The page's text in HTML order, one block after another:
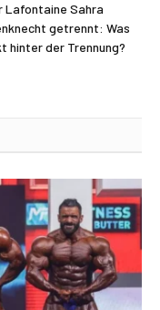
Lafontaine Sahra
getrennt: Was
hinter der Trennung?